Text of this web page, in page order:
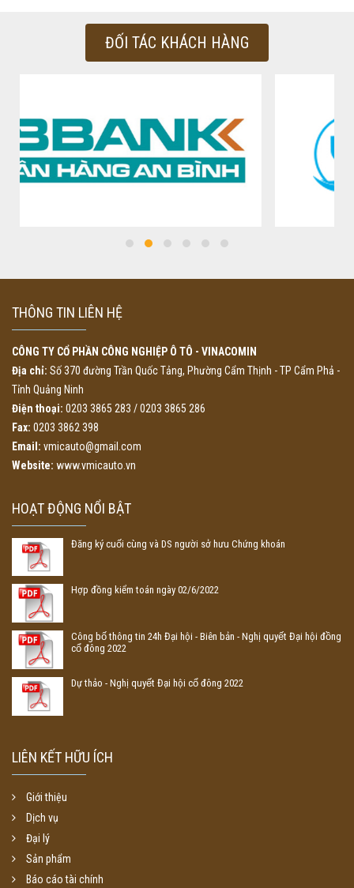
ĐỐI TÁC KHÁCH HÀNG
THÔNG TIN LIÊN HỆ
CÔNG TY CỔ PHẦN CÔNG NGHIỆP Ô TÔ - VINACOMIN
Địa chỉ: Số 370 đường Trần Quốc Tảng, Phường Cẩm Thịnh - TP Cẩm Phả -
Tỉnh Quảng Ninh
Điện thoại: 0203 3865 283 / 0203 3865 286
Fax: 0203 3862 398
Email: vmicauto@gmail.com
Website: www.vmicauto.vn
HOẠT ĐỘNG NỔI BẬT
Đăng ký cuối cùng và DS người sở hưu Chứng khoán
Hợp đồng kiểm toán ngày 02/6/2022
Công bố thông tin 24h Đại hội - Biên bản - Nghị quyết Đại hội đồng
cổ đông 2022
Dự thảo - Nghị quyết Đại hội cổ đông 2022
LIÊN KẾT HỮU ÍCH
Giới thiệu
Dịch vụ
Đại lý
Sản phẩm
Báo cáo tài chính